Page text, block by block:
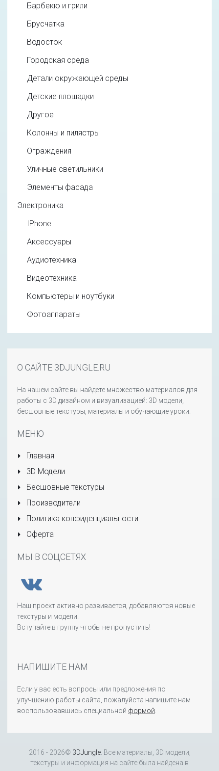
Барбекю и грили
Брусчатка
Водосток
Городская среда
Детали окружающей среды
Детские площадки
Другое
Колонны и пилястры
Ограждения
Уличные светильники
Элементы фасада
Электроника
IPhone
Аксессуары
Аудиотехника
Видеотехника
Компьютеры и ноутбуки
Фотоаппараты
О САЙТЕ 3DJUNGLE.RU
На нашем сайте вы найдете множество материалов для
работы с 3D дизайном и визуализацией: 3D модели,
бесшовные текстуры, материалы и обучающие уроки.
МЕНЮ
Главная
3D Модели
Бесшовные текстуры
Производители
Политика конфиденциальности
Оферта
МЫ В СОЦСЕТЯХ
Наш проект активно развивается, добавляются новые
текстуры и модели.
Вступайте в группу чтобы не пропустить!
НАПИШИТЕ НАМ
Если у вас есть вопросы или предложения по
улучшению работы сайта, пожалуйста напишите нам
воспользовавшись специальной формой
2016 - 2026© 3DJungle. Все материалы, 3D модели,
текстуры и информация на сайте была найдена в